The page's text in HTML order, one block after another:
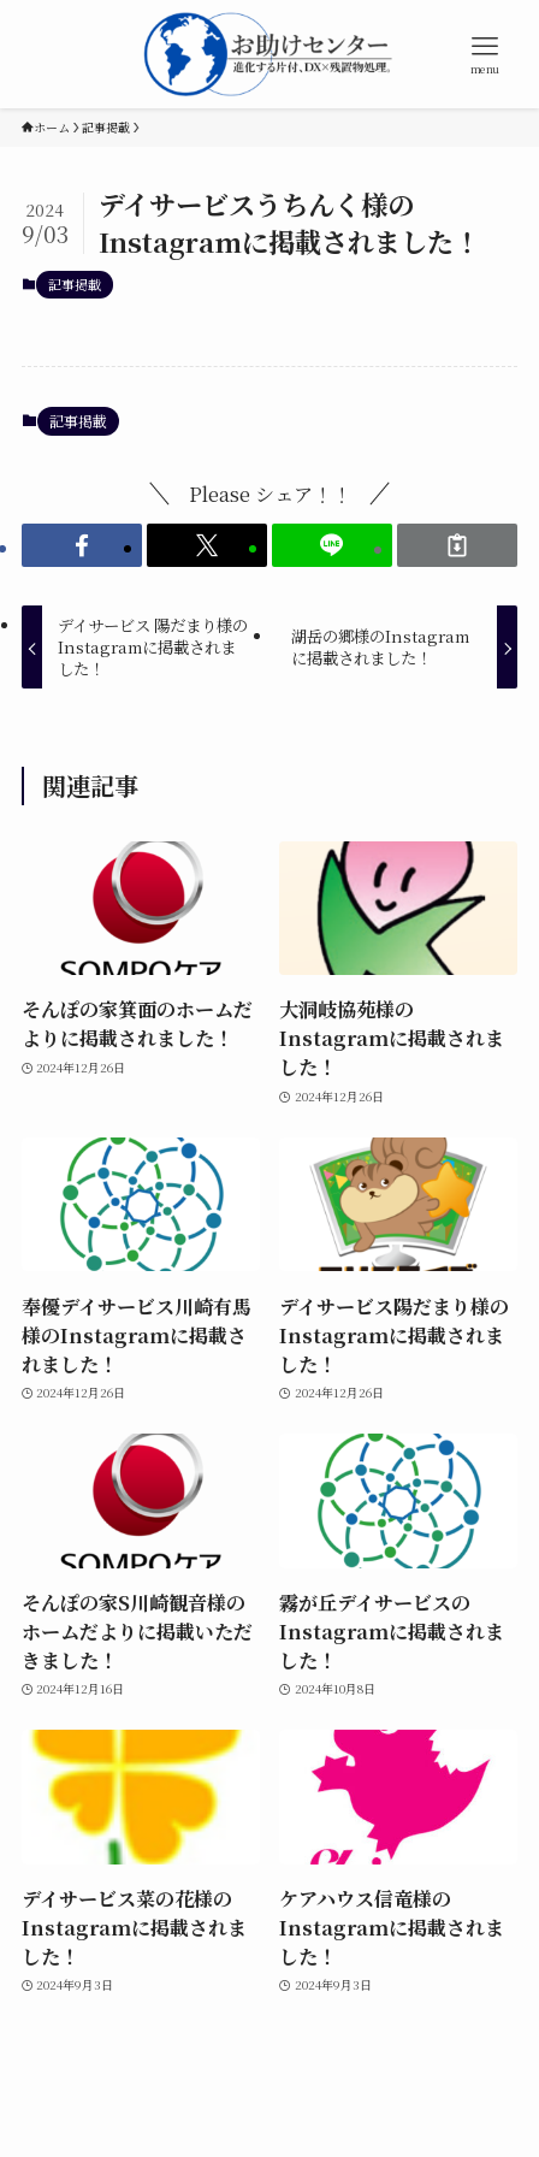
menu
ホーム 記事掲載
デイサービスうちんく様の
Instagramに掲載されました！
2024
9/03
記事掲載
記事掲載
Please シェア！！
デイサービス 陽だまり様の
Instagramに掲載されま
した！
湖岳の郷様のInstagram
に掲載されました！
関連記事
そんぽの家箕面のホームだ
よりに掲載されました！
2024年12月26日
大洞岐協苑様の
Instagramに掲載されま
した！
2024年12月26日
奉優デイサービス川崎有馬
様のInstagramに掲載さ
れました！
2024年12月26日
デイサービス陽だまり様の
Instagramに掲載されま
した！
2024年12月26日
そんぽの家S川崎観音様の
ホームだよりに掲載いただ
きました！
2024年12月16日
霧が丘デイサービスの
Instagramに掲載されま
した！
2024年10月8日
デイサービス菜の花様の
Instagramに掲載されま
した！
2024年9月3日
ケアハウス信竜様の
Instagramに掲載されま
した！
2024年9月3日